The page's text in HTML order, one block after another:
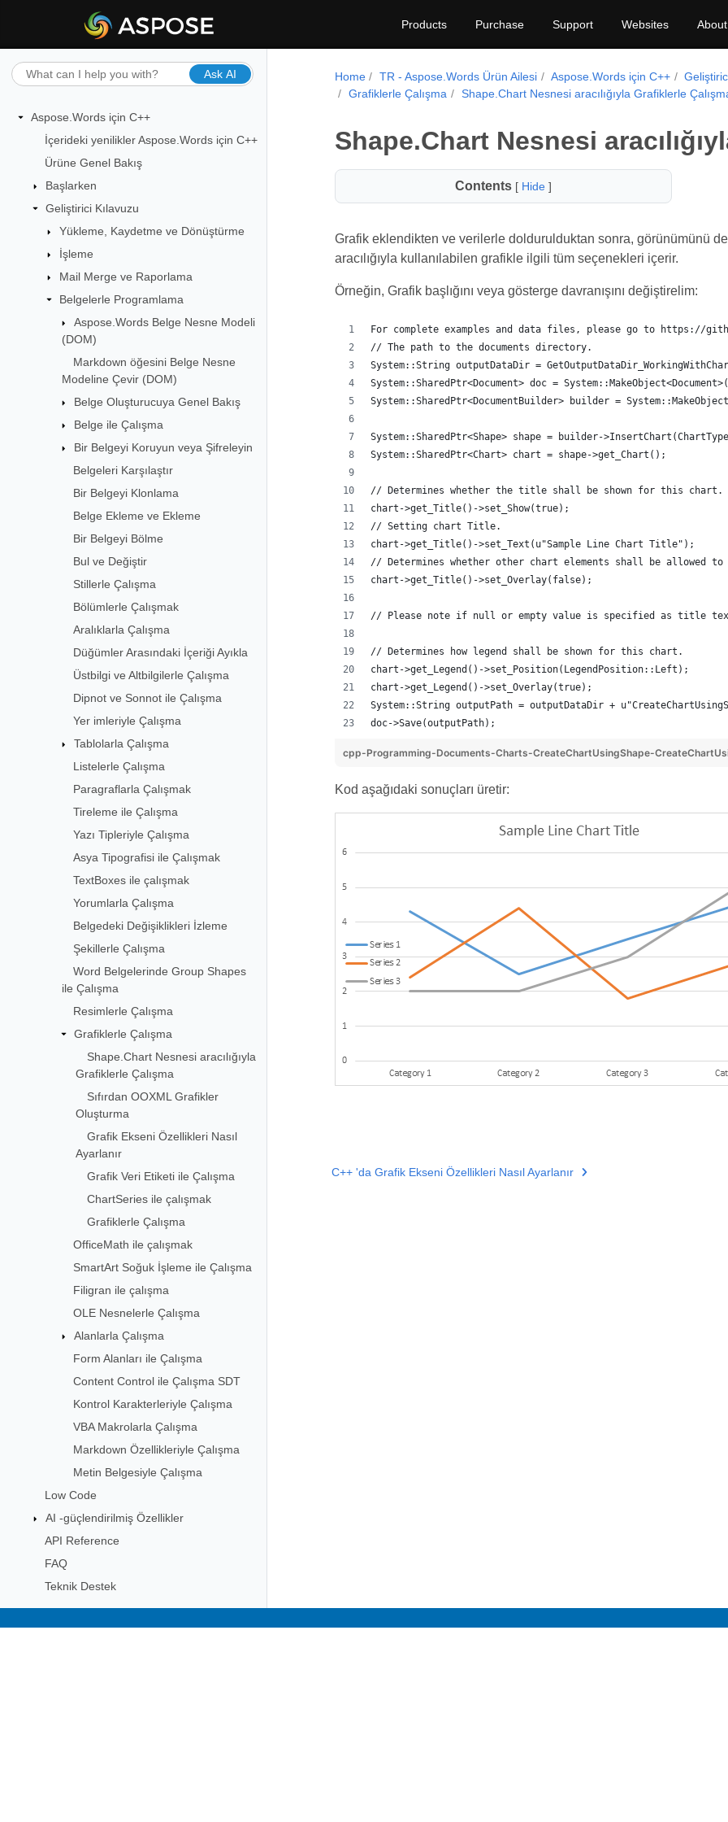
Products Purchase Support Websites About
Ask AI
Aspose.Words için C++
İçerideki yenilikler Aspose.Words için C++
Ürüne Genel Bakış
Başlarken
Geliştirici Kılavuzu
Yükleme, Kaydetme ve Dönüştürme
İşleme
Mail Merge ve Raporlama
Belgelerle Programlama
Aspose.Words Belge Nesne Modeli
(DOM)
Markdown öğesini Belge Nesne
Modeline Çevir (DOM)
Belge Oluşturucuya Genel Bakış
Belge ile Çalışma
Bir Belgeyi Koruyun veya Şifreleyin
Belgeleri Karşılaştır
Bir Belgeyi Klonlama
Belge Ekleme ve Ekleme
Bir Belgeyi Bölme
Bul ve Değiştir
Stillerle Çalışma
Bölümlerle Çalışmak
Aralıklarla Çalışma
Düğümler Arasındaki İçeriği Ayıkla
Üstbilgi ve Altbilgilerle Çalışma
Dipnot ve Sonnot ile Çalışma
Yer imleriyle Çalışma
Tablolarla Çalışma
Listelerle Çalışma
Paragraflarla Çalışmak
Tireleme ile Çalışma
Yazı Tipleriyle Çalışma
Asya Tipografisi ile Çalışmak
TextBoxes ile çalışmak
Yorumlarla Çalışma
Belgedeki Değişiklikleri İzleme
Şekillerle Çalışma
Word Belgelerinde Group Shapes
ile Çalışma
Resimlerle Çalışma
Grafiklerle Çalışma
Shape.Chart Nesnesi aracılığıyla
Grafiklerle Çalışma
Sıfırdan OOXML Grafikler
Oluşturma
Grafik Ekseni Özellikleri Nasıl
Ayarlanır
Grafik Veri Etiketi ile Çalışma
ChartSeries ile çalışmak
Grafiklerle Çalışma
OfficeMath ile çalışmak
SmartArt Soğuk İşleme ile Çalışma
Filigran ile çalışma
OLE Nesnelerle Çalışma
Alanlarla Çalışma
Form Alanları ile Çalışma
Content Control ile Çalışma SDT
Kontrol Karakterleriyle Çalışma
VBA Makrolarla Çalışma
Markdown Özellikleriyle Çalışma
Metin Belgesiyle Çalışma
Low Code
AI -güçlendirilmiş Özellikler
API Reference
FAQ
Teknik Destek
Home TR - Aspose.Words Ürün Ailesi Aspose.Words için C++
Grafiklerle Çalışma
Shape.Chart Nesnesi aracılığıyla Grafiklerle
Shape.Chart Nesnesi
Contents[ Hide ]
Grafik eklendikten ve verilerle doldurulduktan sonra, görünümünü
aracılığıyla kullanılabilen grafikle ilgili tüm seçenekleri içerir.
Örneğin, Grafik başlığını veya gösterge davranışını değiştirelim:
For complete examples and data files, please go to https://
// The path to the documents directory.
System::String outputDataDir =
System::SharedPtr<Document> doc =
System::SharedPtr<DocumentBuilder> builder =
System::SharedPtr<Shape> shape = builder-
System::SharedPtr<Chart> chart = shape->get_Chart();
// Determines whether the title shall be shown for this
chart->get_Title()->set_Show(true);
// Setting chart Title.
chart->get_Title()->set_Text(u"Sample Line Chart Title");
// Determines whether other chart elements shall be allowed
chart->get_Title()->set_Overlay(false);
// Please note if null or empty value is specified as title
// Determines how legend shall be shown for this chart.
chart->get_Legend()->set_Position(LegendPosition::Left);
chart->get_Legend()->set_Overlay(true);
System::String outputPath = outputDataDir +
doc->Save(outputPath);
cpp-Programming-Documents-Charts-CreateChartUsingShape-
Kod aşağıdaki sonuçları üretir:
C++ 'da Grafik Ekseni Özellikleri Nasıl Ayarlanır